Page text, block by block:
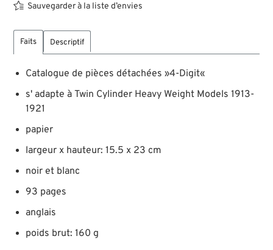
Sauvegarder à la liste d’envies
Faits Descriptif
Catalogue de pièces détachées »4-Digit«
s' adapte à Twin Cylinder Heavy Weight Models 1913-
1921
papier
largeur x hauteur: 15.5 x 23 cm
noir et blanc
93 pages
anglais
poids brut: 160 g